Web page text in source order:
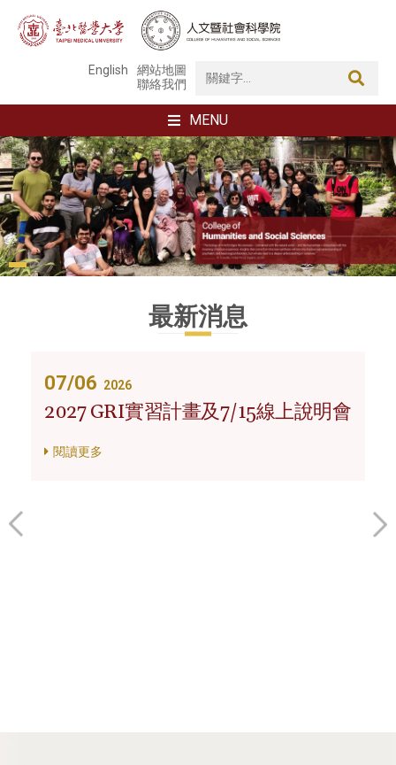
English
網站地圖
聯絡我們
MENU
最新消息
07/06 2026
2027 GRI實習計畫及7/15線上說明會
閱讀更多